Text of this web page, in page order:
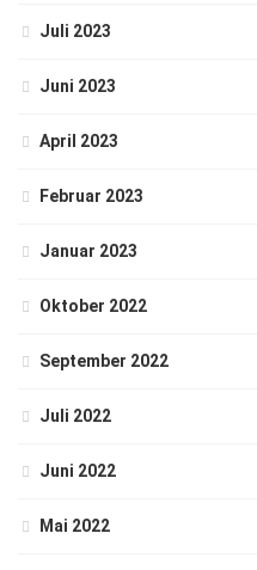
Juli 2023
Juni 2023
April 2023
Februar 2023
Januar 2023
Oktober 2022
September 2022
Juli 2022
Juni 2022
Mai 2022